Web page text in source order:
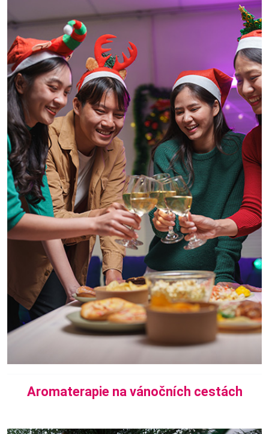
Aromaterapie na vánočních cestách